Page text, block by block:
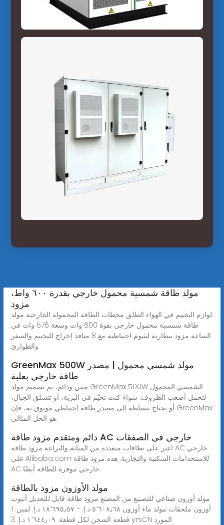
مولد طاقة شمسية محمول خارجي بقدرة ٦٠٠ واط،
مزود
لوازم التخييم في الهواء الطلق محطات الطاقة المحمولة الخارجية مولد
طاقة شمسية محمول خارجي بقوة 600 وات وسعة 576 وات في
الساعة مزود ببطارية ليثيوم احتياطية مع 8 منافذ إخراج للتخييم والسفر
والطوارئ
GreenMax 500W مولد شمسي محمول | مصدر
طاقة خارجي بعلبة
متين ودائم، تم تصميم مولد GreenMax 500W الشمسي المحمول
لتحمل أصعب الظروف. سواء كنت تخيّم في البرية، أو تتسلق الجبال،
أو تحتاج ببساطة إلى مصدر طاقة احتياطي موثوق به، فإن GreenMax
هو الحل المثالي.
دائم ومتقدم مزود طاقة AC خارجي في الصفقات
اعثر على نطاقات متعددة من المتانة والبراعة مزود طاقة AC خارجي
على Alibaba.com للاستخدامات السكنية والتجارية. هذه مزود طاقة
AC خارجي موفرة للطاقة أيضًا.
مولد الأوزون مزود بالطاقة
مولد أوزون صناعي للتصنيع من المصنع مزود طاقة قابل للتعديل أنبوب
أوزون ملحقات مولد ماء أوزون ٥٬٦٠٨٫٦٨ د.إ.‏ - ‏١٨٬٦٩٥٫٥٧ د.إ.‏ لمين: 1
قطعة الشحن لكل قطعة: ‏١٬٦٤٤٫٠٩ د.إ.‏ 3 yrsCN المورد